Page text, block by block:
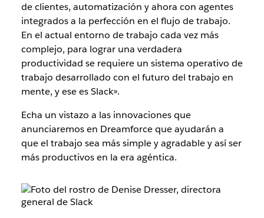
de clientes, automatización y ahora con agentes
integrados a la perfección en el flujo de trabajo.
En el actual entorno de trabajo cada vez más
complejo, para lograr una verdadera
productividad se requiere un sistema operativo de
trabajo desarrollado con el futuro del trabajo en
mente, y ese es Slack».
Echa un vistazo a las innovaciones que
anunciaremos en Dreamforce que ayudarán a
que el trabajo sea más simple y agradable y así ser
más productivos en la era agéntica.